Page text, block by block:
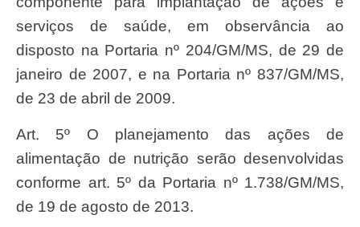
serviços de saúde, em observância ao
disposto na Portaria nº 204/GM/MS, de 29 de
janeiro de 2007, e na Portaria nº 837/GM/MS,
de 23 de abril de 2009.
Art. 5º O planejamento das ações de
alimentação de nutrição serão desenvolvidas
conforme art. 5º da Portaria nº 1.738/GM/MS,
de 19 de agosto de 2013.